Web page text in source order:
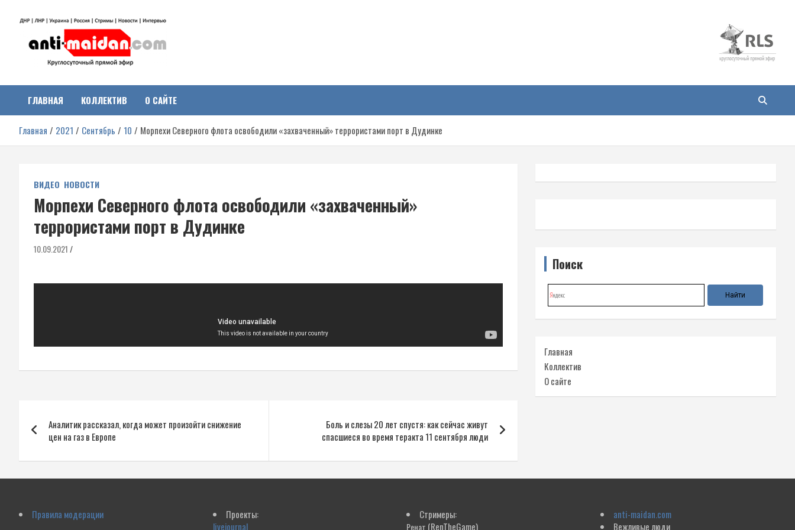
Антимайдан:
Гражданская война на
Украине
о гражданской войне на Украине, включая события в Новороссии,
ДНР, ЛНР и других регионах.
ГЛАВНАЯ КОЛЛЕКТИВ О САЙТЕ
Главная 2021 Сентябрь 10 Морпехи Северного флота освободили «захваченный» террористами порт в Дудинке
ВИДЕО НОВОСТИ
Морпехи Северного флота освободили «захваченный»
террористами порт в Дудинке
10.09.2021
по
записям
Аналитик рассказал, когда может произойти снижение
цен на газ в Европе
Боль и слезы 20 лет спустя: как сейчас живут
спасшиеся во время теракта 11 сентября люди
Поиск
Главная
Коллектив
О сайте
Правила модерации
Проекты:
livejournal
Стримеры:
Ренат (RenTheGame)
anti-maidan.com
Вежливые люди